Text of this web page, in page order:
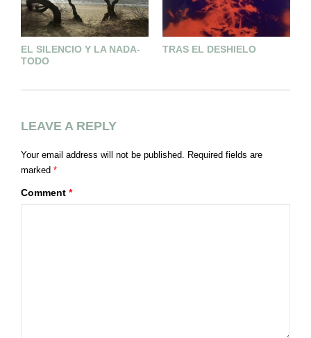
EL SILENCIO Y LA NADA-
TODO
TRAS EL DESHIELO
LEAVE A REPLY
Your email address will not be published. Required fields are
marked *
Comment *